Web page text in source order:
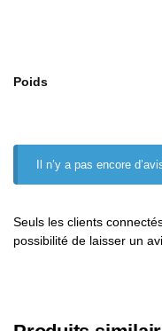
Poids
Il n’y a pas encore
Seuls les clients
possibilité de laisser un